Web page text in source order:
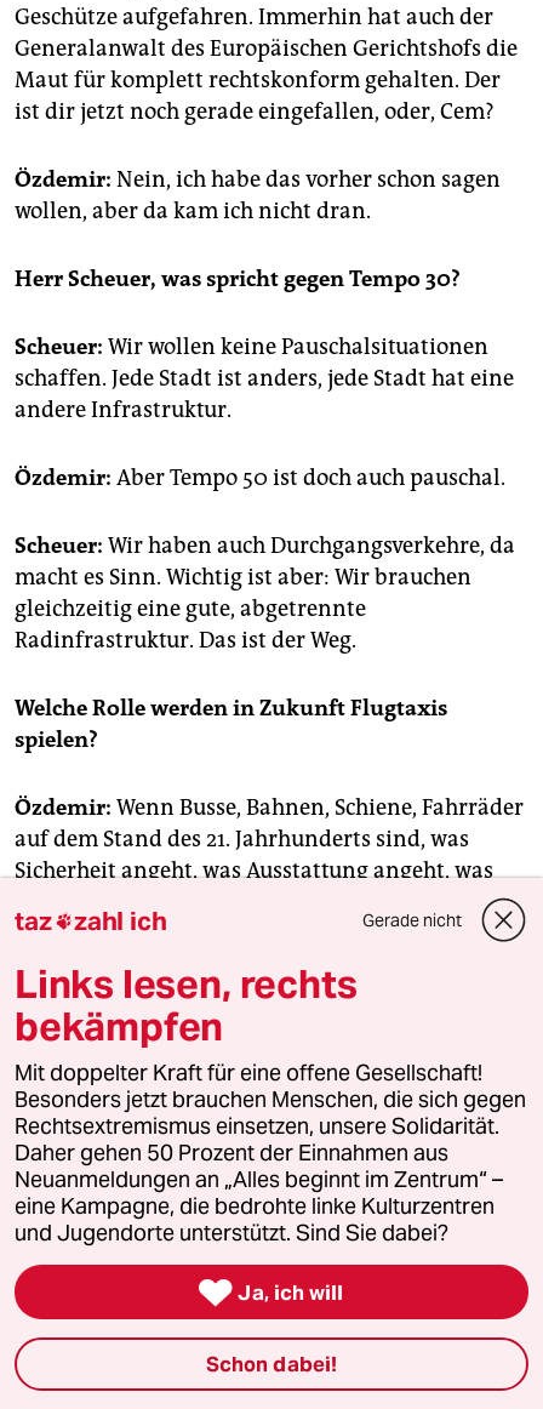
Geschütze aufgefahren. Immerhin hat auch der
Generalanwalt des Europäischen Gerichtshofs die
Maut für komplett rechtskonform gehalten. Der
ist dir jetzt noch gerade eingefallen, oder, Cem?
Özdemir: Nein, ich habe das vorher schon sagen
wollen, aber da kam ich nicht dran.
Herr Scheuer, was spricht gegen Tempo 30?
Scheuer: Wir wollen keine Pauschal­situationen
schaffen. Jede Stadt ist anders, jede Stadt hat eine
andere Infrastruktur.
Özdemir: Aber Tempo 50 ist doch auch pauschal.
Scheuer: Wir haben auch Durchgangsverkehre, da
macht es Sinn. Wichtig ist aber: Wir brauchen
gleichzeitig eine gute, abgetrennte
Radinfrastruktur. Das ist der Weg.
Welche Rolle werden in Zukunft Flugtaxis
spielen?
Özdemir: Wenn Busse, Bahnen, Schiene, Fahrräder
auf dem Stand des 21. Jahrhunderts sind, was
Sicherheit angeht, was Ausstattung angeht, was
Qualität angeht, dann können wir uns gerne über
Flugtaxis unterhalten.
Scheuer:Also, ich habe beim Luftverkehrsgipfel
vor der vollelektrischen Lastendrohne eines
Herstellers gestanden, der mit DB Schenker
kooperiert. Diese Drohne und andere könnten die
städtische Logistik von morgen revolutionieren.
Wenn wir da nicht dabei sind, haben wir den
Anschluss verloren. Ich möchte auch ein voll­elek­
tri­sches Flugtaxi, mit dem nicht nur Personen
befördert werden. Denken Sie auch an die
medizinische Versorgung, Sicherheitskräfte, vieles
mehr. Die Grünen stehen dafür, dass du am besten
nicht mehr ins Flugzeug steigst. Aber ich sehe die
Innovationen wie die A320 mit minus 20 Prozent
taz zahl ich Gerade nicht
Links lesen, rechts
bekämpfen
Mit doppelter Kraft für eine offene Gesellschaft!
Besonders jetzt brauchen Menschen, die sich gegen
Rechtsextremismus einsetzen, unsere Solidarität.
Daher gehen 50 Prozent der Einnahmen aus
Neuanmeldungen an „Alles beginnt im Zentrum“ –
eine Kampagne, die bedrohte linke Kulturzentren
und Jugendorte unterstützt. Sind Sie dabei?
 Ja, ich will
Schon dabei!